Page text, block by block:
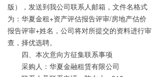
版），发送到我公司联系人邮箱，文件名格式
为：华夏金租+资产评估报告评审/房地产估价
报告评审+姓名，公司将对所提交的资料进行审
查，择优选聘。
四、本次意向方征集联系事项
采购人：华夏金融租赁有限公司